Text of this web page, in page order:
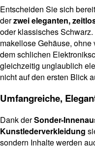
Entscheiden Sie sich
derzwei eleganten,
oder klassisches
makellose Gehäuse,
dem schlichen
gleichzeitig unglaublich
nicht auf den ersten Blick
Umfangreiche,
Dank derSonder-
Kunstlederverkleidung
sondern Inhalte werden